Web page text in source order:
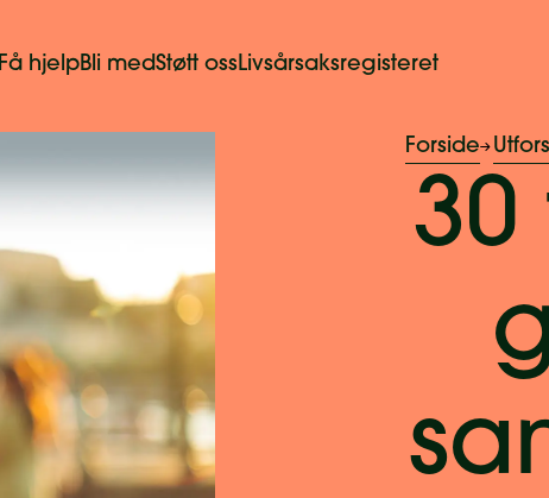
Få hjelpBli medStøtt ossLivsårsaksregisteret
Forside